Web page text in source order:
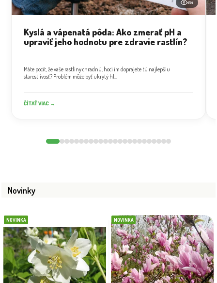
494
Kyslá a vápenatá pôda: Ako zmerať pH a
upraviť jeho hodnotu pre zdravie rastlín?
Máte pocit, že vaše rastliny chradnú, hoci im doprajete tú najlepšiu
starostlivosť? Problém môže byť ukrytý hl...
ČÍTAŤ VIAC →
Novinky
NOVINKA NOVINKA